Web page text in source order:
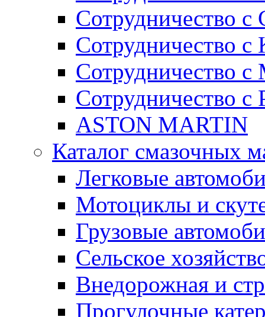
Сотрудничество с
Сотрудничество с
Сотрудничество
Сотрудничество с
ASTON MARTIN
Каталог смазочных
Легковые
Мотоциклы и
Грузовые
Сельское
Внедорожная и
Прогулочные